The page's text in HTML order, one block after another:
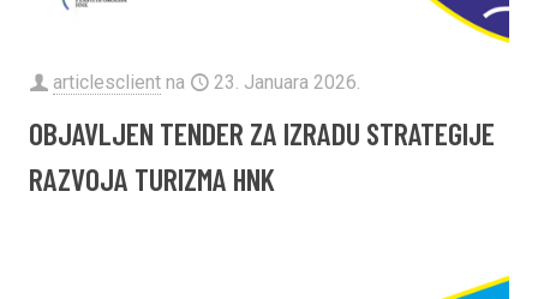
articlesclient na 23. Januara 2026.
​OBJAVLJEN TENDER ZA IZRADU STRATEGIJE
RAZVOJA TURIZMA HNK